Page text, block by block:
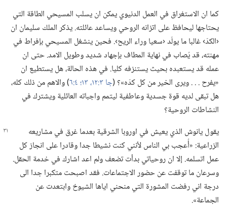
كما ان الاستغراق في العمل الدنيوي يمكن ان يسلب المسيحي الطاقة التي
يحتاجها ليحافظ على اتزانه الروحي ويساعد عائلته.‏ يذكر الملك سليمان ان
‹الكدّ› غالبا ما يولّد ‹سعيا وراء الريح›.‏ فحين ينشغل المسيحي بإفراط في
مهنته،‏ قد يُصاب في نهاية المطاف بإجهاد شديد وطويل الامد.‏ حتى ان
عمله قد يستعبده بحيث يستنزفه كليا.‏ في هذه الحالة،‏ هل يستطيع ان
«يفرح .‏ .‏ .‏ ويرى الخير من كل كدّه»؟‏ (‏جا ٣:‏١٢،‏ ١٣؛‏
‏)‏ والاهم من ذلك كله،‏
هل تبقى لديه قوة جسدية وعاطفية ليتمم واجباته العائلية ويشترك في
النشاطات الروحية؟‏
يقول يانوش الذي يعيش في اوروبا الشرقية بعدما غرق في مشاريعه
الزراعية:‏ «أُعجب بي الناس لأنني كنت نشيطا جدا وقادرا على انجاز كل
عمل اتسلمه.‏ إلا ان روحياتي بدأت تضعف ولم اعد اشارك في خدمة الحقل.‏
وسرعان ما توقفت عن حضور الاجتماعات.‏ فقد اصبحت متكبرا جدا الى
درجة اني رفضت المشورة التي منحني اياها الشيوخ وابتعدت عن
الجماعة».‏